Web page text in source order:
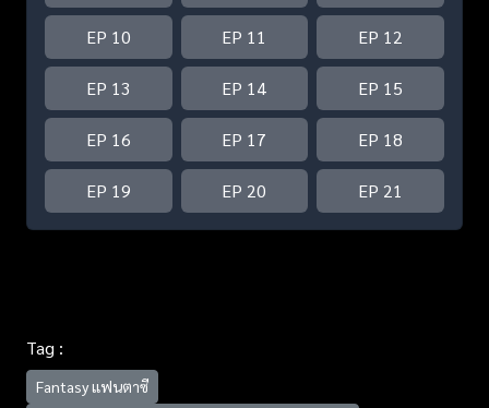
EP 10 EP 11 EP 12
EP 13 EP 14 EP 15
EP 16 EP 17 EP 18
EP 19 EP 20 EP 21
Tag :
Fantasy แฟนตาซี